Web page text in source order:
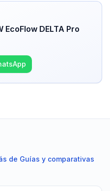
DELTA Pro
de Guías y comparativas